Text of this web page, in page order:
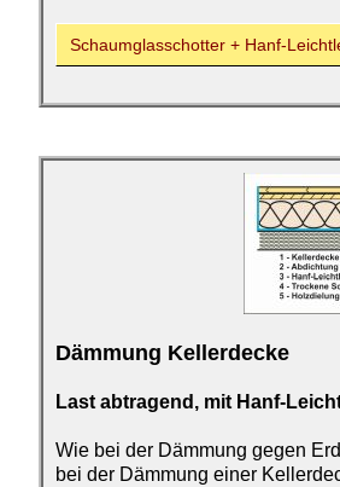
Schaumglasschotter + Hanf-
Dämmung Kellerdecke
Last abtragend, mit Hanf-
Wie bei der Dämmung gegen
bei der Dämmung einer